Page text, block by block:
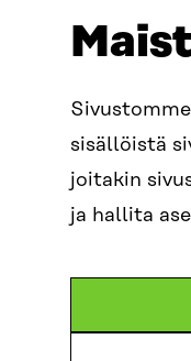
sisällöistä
joitakin
ja hallita
ADDRESS
160,
00181
How to
BUSINESS ID